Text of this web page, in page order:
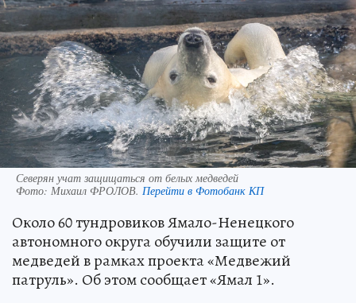
Северян учат защищаться от белых медведей
Фото: Михаил ФРОЛОВ. Перейти в Фотобанк КП
Около 60 тундровиков Ямало-Ненецкого
автономного округа обучили защите от
медведей в рамках проекта «Медвежий
патруль». Об этом сообщает «Ямал 1».